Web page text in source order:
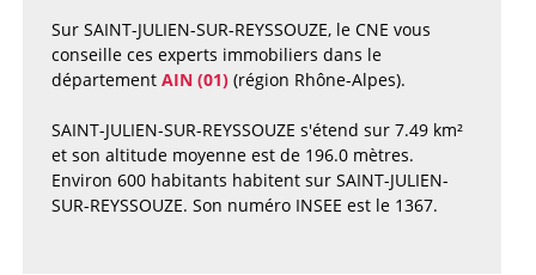
Sur SAINT-JULIEN-SUR-REYSSOUZE, le CNE vous
conseille ces experts immobiliers dans le
département AIN (01)(région Rhône-Alpes).
SAINT-JULIEN-SUR-REYSSOUZE s'étend sur 7.49 km²
et son altitude moyenne est de 196.0 mètres.
Environ 600 habitants habitent sur SAINT-JULIEN-
SUR-REYSSOUZE. Son numéro INSEE est le 1367.